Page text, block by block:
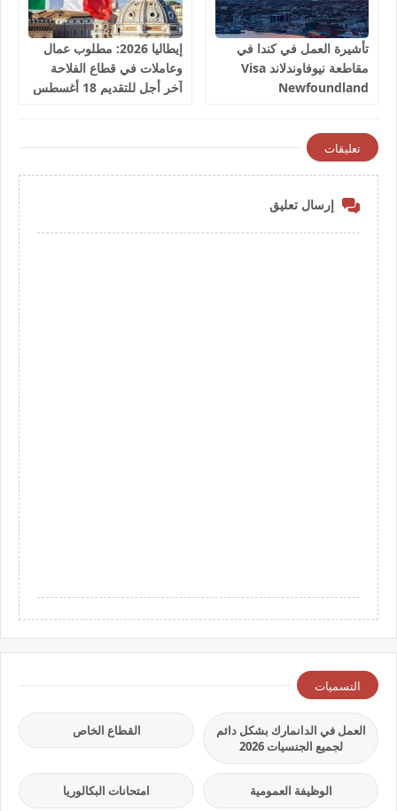
تأشيرة العمل في كندا في
مقاطعة نيوفاوندلاند Visa
Newfoundland
إيطاليا 2026: مطلوب عمال
وعاملات في قطاع الفلاحة
آخر أجل للتقديم 18 أغسطس
تعليقات
إرسال تعليق
التسميات
العمل في الدانمارك بشكل دائم
لجميع الجنسيات 2026
القطاع الخاص
الوظيفة العمومية امتحانات البكالوريا